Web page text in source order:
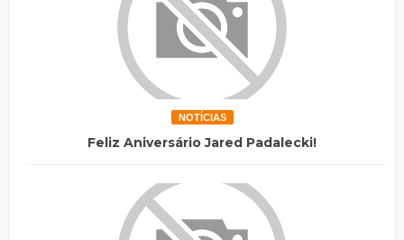
NOTÍCIAS
Feliz Aniversário Jared Padalecki!